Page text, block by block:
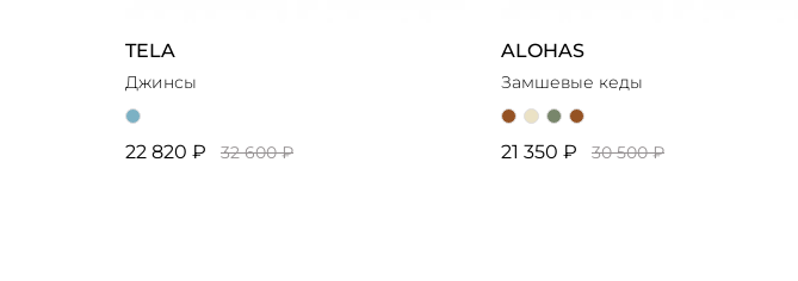
TELA
Джинсы
22 820 ₽ 32 600 ₽
ALOHAS
Замшевые кеды
21 350 ₽ 30 500 ₽